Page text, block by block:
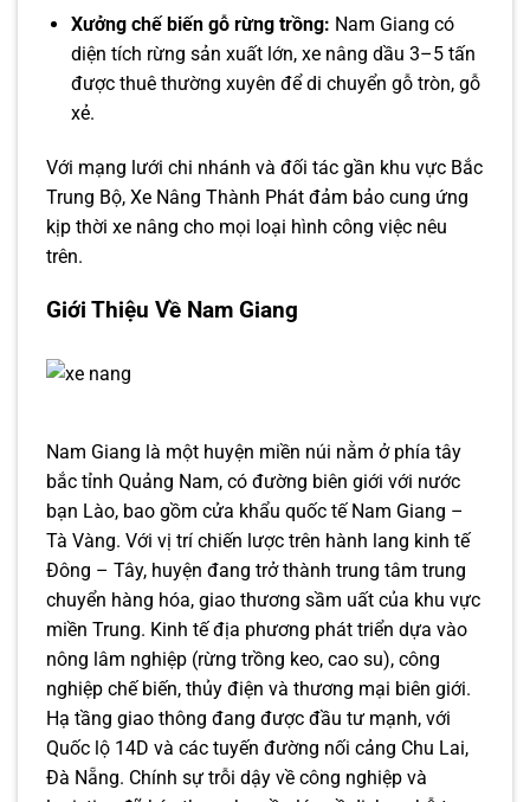
Xưởng chế biến gỗ rừng trồng: Nam Giang có
diện tích rừng sản xuất lớn, xe nâng dầu 3–5 tấn
được thuê thường xuyên để di chuyển gỗ tròn, gỗ
xẻ.
Với mạng lưới chi nhánh và đối tác gần khu vực Bắc
Trung Bộ, Xe Nâng Thành Phát đảm bảo cung ứng
kịp thời xe nâng cho mọi loại hình công việc nêu
trên.
Giới Thiệu Về Nam Giang
Nam Giang là một huyện miền núi nằm ở phía tây
bắc tỉnh Quảng Nam, có đường biên giới với nước
bạn Lào, bao gồm cửa khẩu quốc tế Nam Giang –
Tà Vàng. Với vị trí chiến lược trên hành lang kinh tế
Đông – Tây, huyện đang trở thành trung tâm trung
chuyển hàng hóa, giao thương sầm uất của khu vực
miền Trung. Kinh tế địa phương phát triển dựa vào
nông lâm nghiệp (rừng trồng keo, cao su), công
nghiệp chế biến, thủy điện và thương mại biên giới.
Hạ tầng giao thông đang được đầu tư mạnh, với
Quốc lộ 14D và các tuyến đường nối cảng Chu Lai,
Đà Nẵng. Chính sự trỗi dậy về công nghiệp và